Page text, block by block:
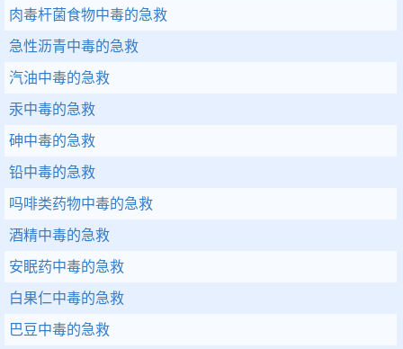
肉毒杆菌食物中毒的急救
急性沥青中毒的急救
汽油中毒的急救
汞中毒的急救
砷中毒的急救
铅中毒的急救
吗啡类药物中毒的急救
酒精中毒的急救
安眠药中毒的急救
白果仁中毒的急救
巴豆中毒的急救